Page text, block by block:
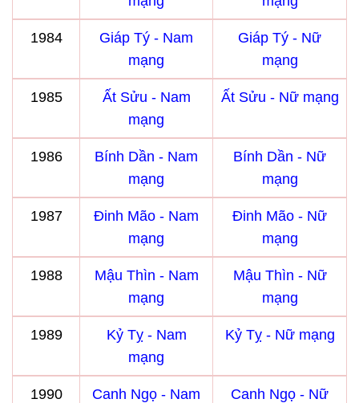
1984
Giáp Tý - Nam
mạng
Giáp Tý - Nữ
mạng
1985
Ất Sửu - Nam
mạng
Ất Sửu - Nữ mạng
1986
Bính Dần - Nam
mạng
Bính Dần - Nữ
mạng
1987
Đinh Mão - Nam
mạng
Đinh Mão - Nữ
mạng
1988
Mậu Thìn - Nam
mạng
Mậu Thìn - Nữ
mạng
1989
Kỷ Tỵ - Nam
mạng
Kỷ Tỵ - Nữ mạng
1990
Canh Ngọ - Nam
Canh Ngọ - Nữ